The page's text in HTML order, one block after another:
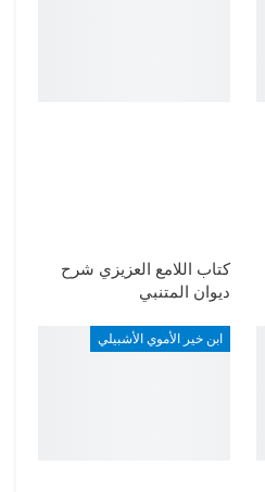
كتاب اللامع العزيزي شرح
ديوان المتنبي
ابن خير الأموي الأشبيلي